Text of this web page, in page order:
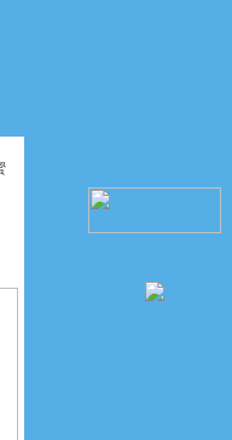
位置的传感元件。KUBLER作